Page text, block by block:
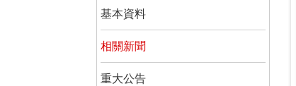
基本資料
相關新聞
重大公告